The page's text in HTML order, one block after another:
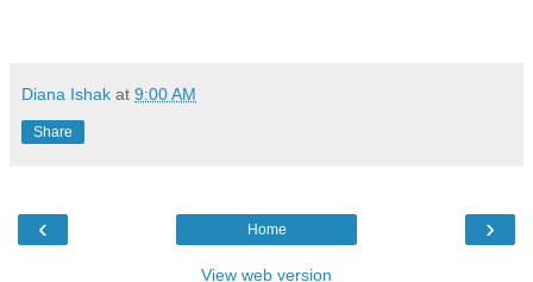
Diana Ishak at 9:00 AM
Share
‹ ›
Home
View web version